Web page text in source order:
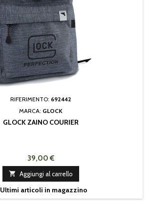
RIFERIMENTO: 692442
MARCA: GLOCK
GLOCK ZAINO COURIER
39,00 €
 Aggiungi al carrello
Ultimi articoli in magazzino